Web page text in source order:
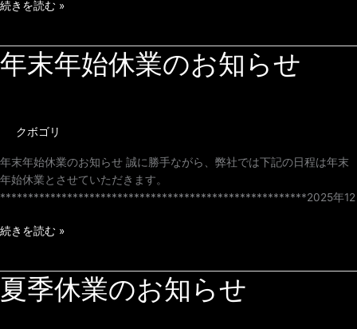
続きを読む »
年末年始休業のお知らせ
クボゴリ
年末年始休業のお知らせ 誠に勝手ながら、弊社では下記の日程は年末
年始休業とさせていただきます。
*******************************************************2025年12
年
末
の
お
知
せ
続きを読む »
夏季休業のお知らせ
夏
季